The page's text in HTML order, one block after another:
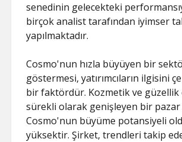
senedinin gelecekteki
birçok analist tarafından iyimser
yapılmaktadır.
Cosmo'nun hızla büyüyen bir
göstermesi, yatırımcıların ilgisini
bir faktördür. Kozmetik ve güzellik
sürekli olarak genişleyen bir
Cosmo'nun büyüme potansiyeli
yüksektir. Şirket, trendleri takip